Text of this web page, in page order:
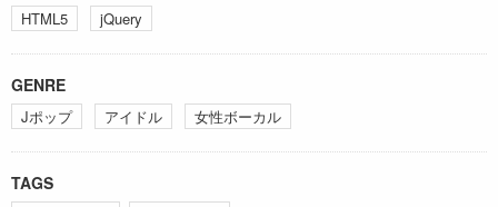
HTML5 jQuery
GENRE
Jポップ アイドル 女性ボーカル
TAGS